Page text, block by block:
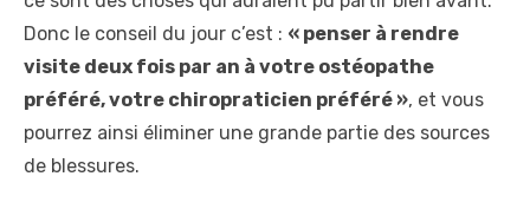
Donc le conseil du jour c’est : « penser à rendre
visite deux fois par an à votre ostéopathe
préféré, votre chiropraticien préféré », et vous
pourrez ainsi éliminer une grande partie des sources
de blessures.